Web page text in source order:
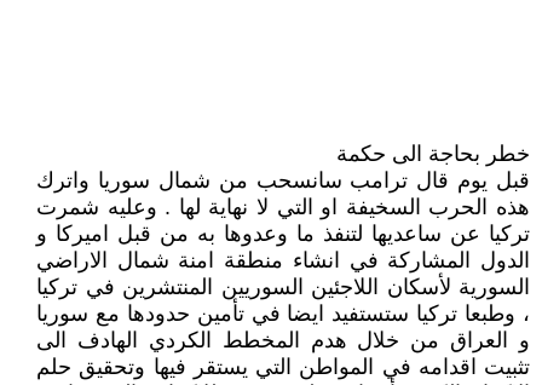
خطر بحاجة الى حكمة
قبل يوم قال ترامب سانسحب من شمال سوريا واترك
هذه الحرب السخيفة او التي لا نهاية لها . وعليه شمرت
تركيا عن ساعديها لتنفذ ما وعدوها به من قبل اميركا و
الدول المشاركة في انشاء منطقة امنة شمال الاراضي
السورية لأسكان اللاجئين السوريين المنتشرين في تركيا
، وطبعا تركيا ستستفيد ايضا في تأمين حدودها مع سوريا
و العراق من خلال هدم المخطط الكردي الهادف الى
تثبيت اقدامه في المواطن التي يستقر فيها وتحقيق حلم